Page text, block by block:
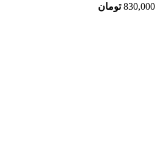
830,000 تومان